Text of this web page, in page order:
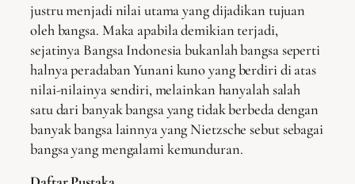
justru menjadi nilai utama yang dijadikan tujuan
oleh bangsa. Maka apabila demikian terjadi,
sejatinya Bangsa Indonesia bukanlah bangsa seperti
halnya peradaban Yunani kuno yang berdiri di atas
nilai-nilainya sendiri, melainkan hanyalah salah
satu dari banyak bangsa yang tidak berbeda dengan
banyak bangsa lainnya yang Nietzsche sebut sebagai
bangsa yang mengalami kemunduran.